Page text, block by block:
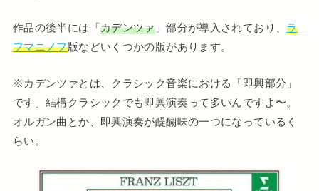
作品の後半には「カデンツァ」部分が導入されており、 ラ
フマニノフ版などいくつかの版があります。
※カデンツァとは、クラシック音楽における「即興部分」
です。結構クラシックでも即興演奏って多いんですよ〜。
オルガン曲とか、即興演奏が醍醐味の一つになっているく
らい。